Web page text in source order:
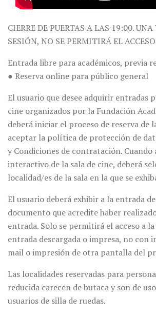
CIERRE DE PUERTAS A LAS 19:00.
SESIÓN, NO SE PERMITIRÁ EL
Entrada libre para académicos, previa
● Reserva online para público general
El usuario que desee adquirir entradas
cine organizados por la Fundación
deberá iniciar el proceso de reserva de
aceptar la política de protección de
y Condiciones de contratación. Cuando
interactivo de la sala de cine, deberá
localidad/es de la sala en la que se
El usuario deberá exhibir a la entrada
documento que acredite haber
entrada. Solo se permitirá el acceso a
entrada descargada o impresa, no con
mail o impresión de otra pantalla del
Las localidades reservadas para
reducida carecen de butaca y son de
usuarios de silla de ruedas.